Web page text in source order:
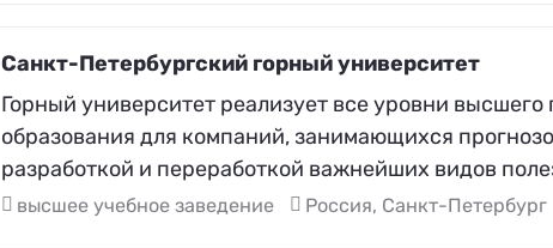
Санкт-Петербургский горный университет
Горный университет реализует все уровни
образования для компаний, занимающихся
разработкой и переработкой важнейших видов
высшее учебное заведение Россия, Санкт-Петербург